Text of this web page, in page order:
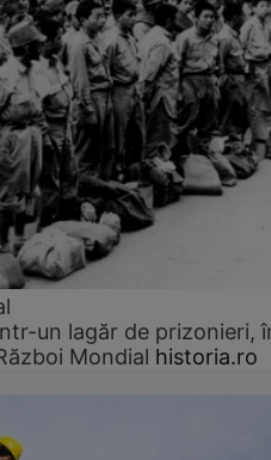
un lagăr de prizonieri,
Mondial historia.ro